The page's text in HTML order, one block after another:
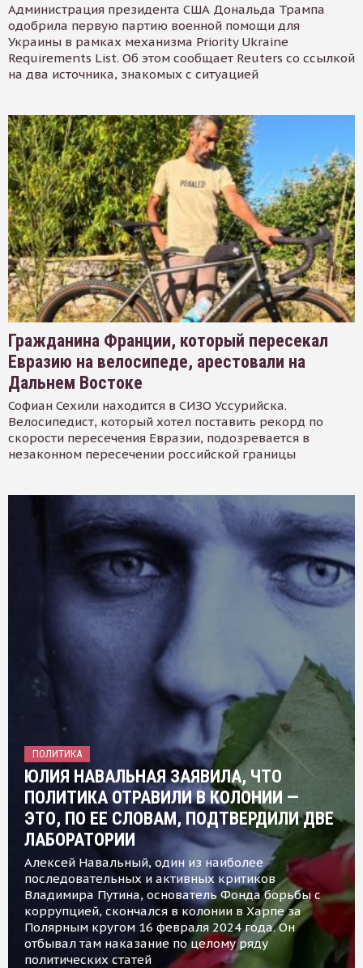
Администрация президента США Дональда Трампа
одобрила первую партию военной помощи для
Украины в рамках механизма Priority Ukraine
Requirements List. Об этом сообщает Reuters со ссылкой
на два источника, знакомых с ситуацией
Гражданина Франции, который пересекал
Евразию на велосипеде, арестовали на
Дальнем Востоке
Софиан Сехили находится в СИЗО Уссурийска.
Велосипедист, который хотел поставить рекорд по
скорости пересечения Евразии, подозревается в
незаконном пересечении российской границы
ПОЛИТИКА
ЮЛИЯ НАВАЛЬНАЯ ЗАЯВИЛА, ЧТО
ПОЛИТИКА ОТРАВИЛИ В КОЛОНИИ —
ЭТО, ПО ЕЕ СЛОВАМ, ПОДТВЕРДИЛИ ДВЕ
ЛАБОРАТОРИИ
Алексей Навальный, один из наиболее
последовательных и активных критиков
Владимира Путина, основатель Фонда борьбы с
коррупцией, скончался в колонии в Харпе за
Полярным кругом 16 февраля 2024 года. Он
отбывал там наказание по целому ряду
политических статей